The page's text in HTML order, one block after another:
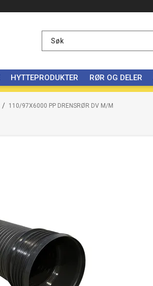
HYTTEPRODUKTER RØR OG DELER
/ 110/97X6000 PP DRENSRØR DV M/M